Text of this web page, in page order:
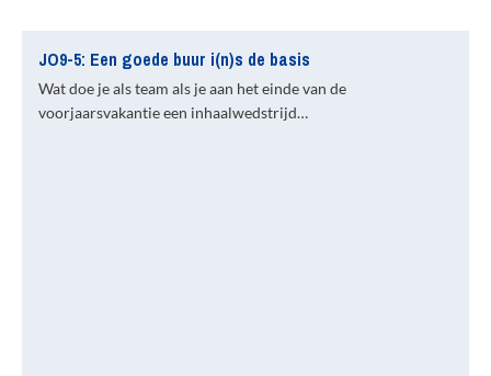
JO9-5: Een goede buur i(n)s de basis
Wat doe je als team als je aan het einde van de
voorjaarsvakantie een inhaalwedstrijd…